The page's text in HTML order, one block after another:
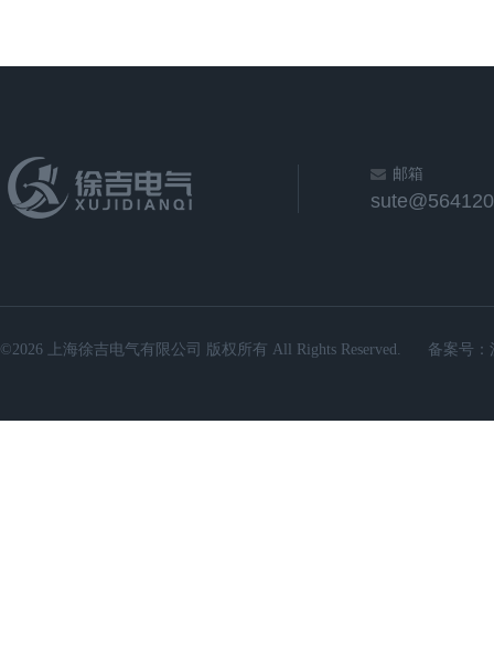
邮箱
©2026 上海徐吉电气有限公司 版权所有 All Rights Reserved. 备案号：